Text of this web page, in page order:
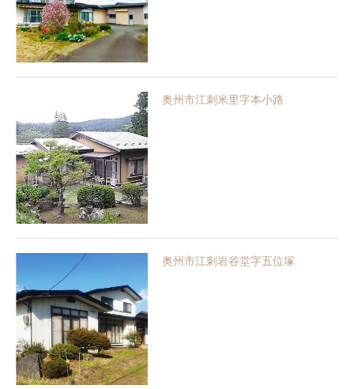
奥州市江刺米里字本小路
奥州市江刺岩谷堂字五位塚